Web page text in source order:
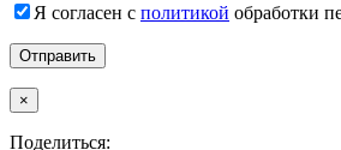
Я согласен с политикой обработки
×
Поделиться: